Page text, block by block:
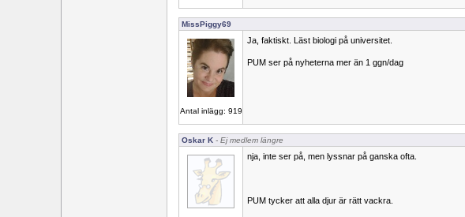
MissPiggy69
Antal inlägg: 919
Ja, faktiskt. Läst biologi på universitet.
PUM ser på nyheterna mer än 1 ggn/dag
Oskar K - Ej medlem längre
nja, inte ser på, men lyssnar på ganska ofta.
PUM tycker att alla djur är rätt vackra.